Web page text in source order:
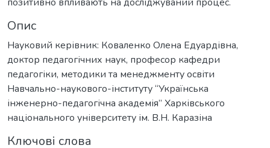
Опис
Науковий керівник: Коваленко Олена Едуардівна,
доктор педагогічних наук, професор кафедри
педагогіки, методики та менеджменту освіти
Навчально-наукового-інституту “Українська
інженерно-педагогічна академія” Харківського
національного університету ім. В.Н. Каразіна
Ключові слова